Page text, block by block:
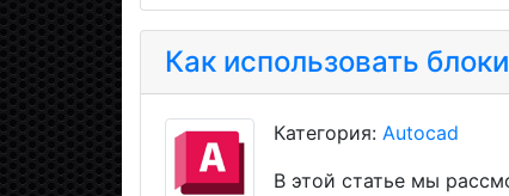
Как использовать
Категория: Autocad
В этой статье мы